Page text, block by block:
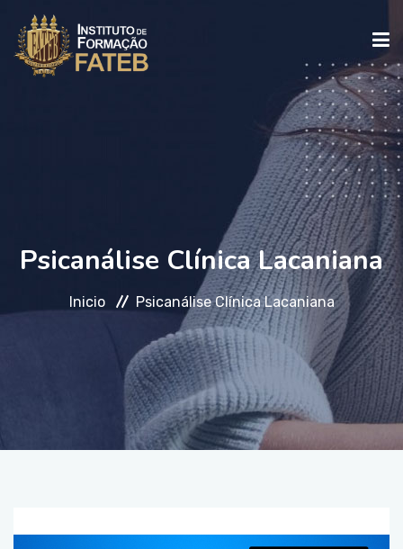
FALE CONOSCO
Psicanálise Clínica Lacaniana
Inicio Psicanálise Clínica Lacaniana